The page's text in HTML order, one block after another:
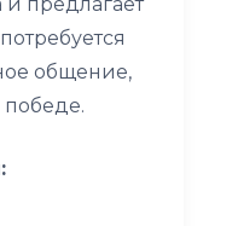
общение,
победе.